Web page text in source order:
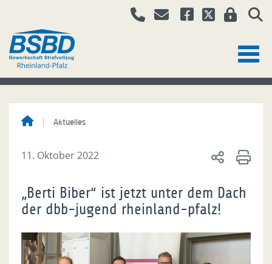
Aktuelles
11. Oktober 2022
„Berti Biber“ ist jetzt unter dem Dach
der dbb-jugend rheinland-pfalz!